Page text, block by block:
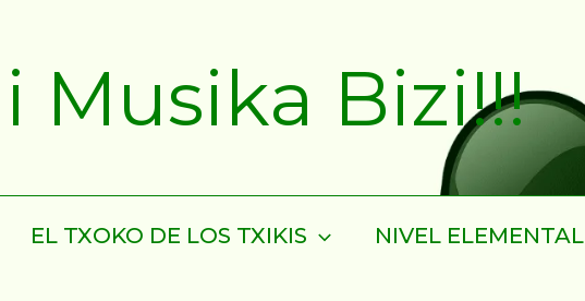
Musika Bizi!!!
EL TXOKO DE LOS TXIKIS NIVEL ELEMENTAL